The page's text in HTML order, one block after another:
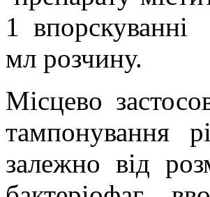
1 впорскуванні
мл розчину.
Місцево
тампонування
залежно від